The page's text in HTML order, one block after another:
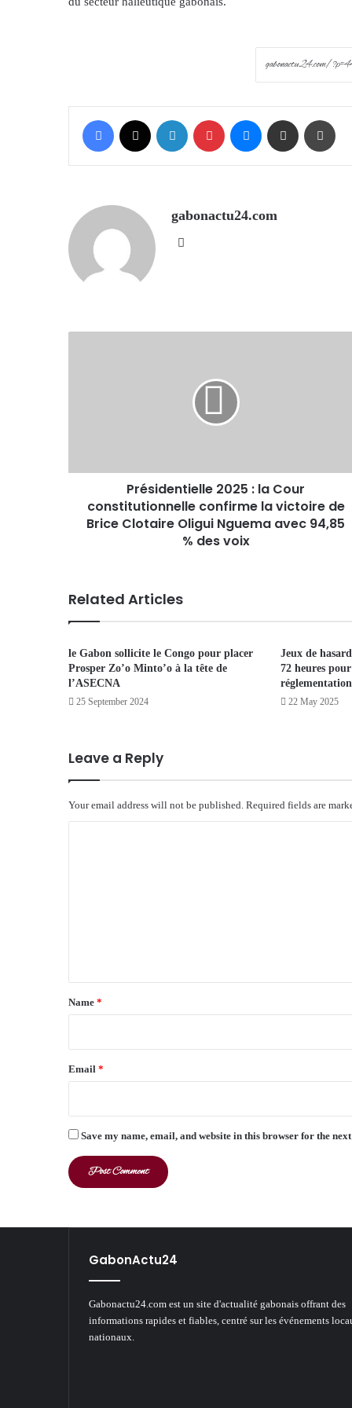
Facebook LinkedIn Pinterest Messenger Share via Email
gabonactu24.com
Présidentielle 2025 : la Cour
constitutionnelle confirme la victoire de
Brice Clotaire Oligui Nguema avec 94,85
% des voix
Related Articles
le Gabon sollicite le Congo pour placer
Prosper Zo’o Minto’o à la tête de
l’ASECNA
25 September 2024
Jeux de
72 heures
réglementation
22 May 2025
Leave a Reply
Your email address will not be published. Required fields are
*
Name *
Email *
Save my name, email, and website in this browser for the
GabonActu24
Gabonactu24.com est un site d'actualité gabonais offrant des
informations rapides et fiables, centré sur les événements
nationaux.